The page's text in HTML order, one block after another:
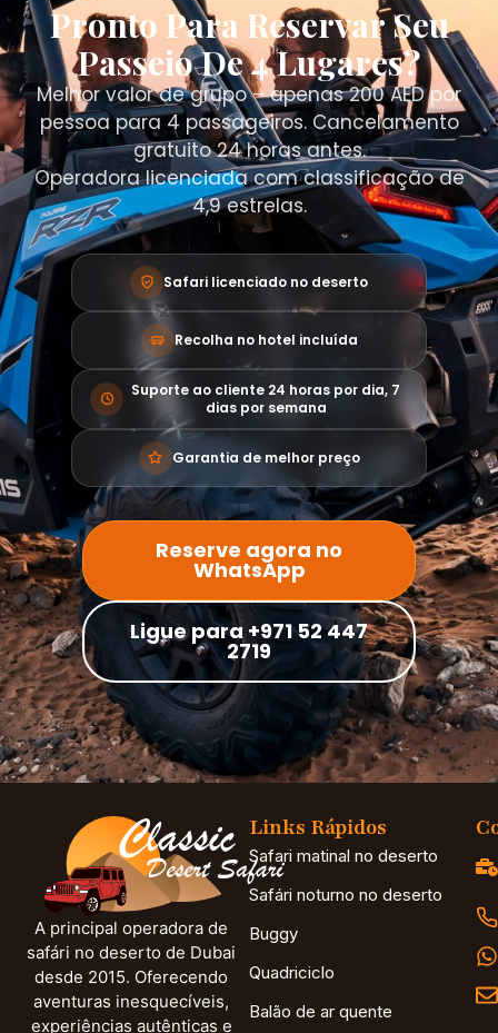
Pronto Para Reservar Seu
Passeio De 4 Lugares?
Melhor valor de grupo – apenas 200 AED por
pessoa para 4 passageiros. Cancelamento
gratuito 24 horas antes.
Operadora licenciada com classificação de
4,9 estrelas.
Safari licenciado no deserto
Recolha no hotel incluída
Suporte ao cliente 24 horas por dia, 7
dias por semana
Garantia de melhor preço
Reserve agora no
WhatsApp
Ligue para +971 52 447
2719
A principal operadora de
safári no deserto de Dubai
desde 2015. Oferecendo
aventuras inesquecíveis,
experiências autênticas e
Links Rápidos
Safari matinal no deserto
Safári noturno no deserto
Buggy
Quadriciclo
Balão de ar quente